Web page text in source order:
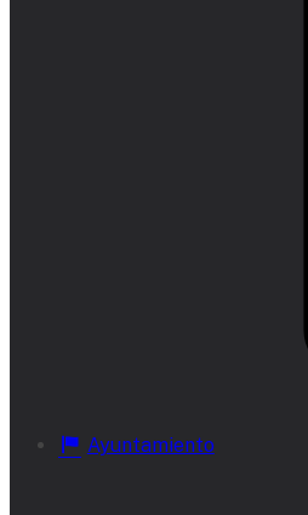
Ayuntamiento